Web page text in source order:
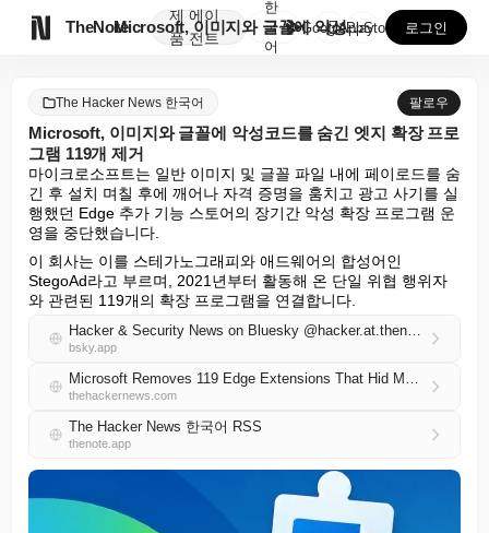
TheNote
제
품
에이
전트
Microsoft, 이미지와 글꼴에 악성코드를 숨긴 엣...
한
국
어
GooglePlay
AppStore 로그인
The Hacker News 한국어 팔로우
Microsoft, 이미지와 글꼴에 악성코드를 숨긴 엣지 확장 프로
그램 119개 제거
마이크로소프트는 일반 이미지 및 글꼴 파일 내에 페이로드를 숨
긴 후 설치 며칠 후에 깨어나 자격 증명을 훔치고 광고 사기를 실
행했던 Edge 추가 기능 스토어의 장기간 악성 확장 프로그램 운
영을 중단했습니다.
이 회사는 이를 스테가노그래피와 애드웨어의 합성어인
StegoAd라고 부르며, 2021년부터 활동해 온 단일 위협 행위자
와 관련된 119개의 확장 프로그램을 연결합니다.
Hacker & Security News on Bluesky @hacker.at.thenote.app
bsky.app
Microsoft Removes 119 Edge Extensions That Hid Malware in Images and Fonts
thehackernews.com
The Hacker News 한국어 RSS
thenote.app